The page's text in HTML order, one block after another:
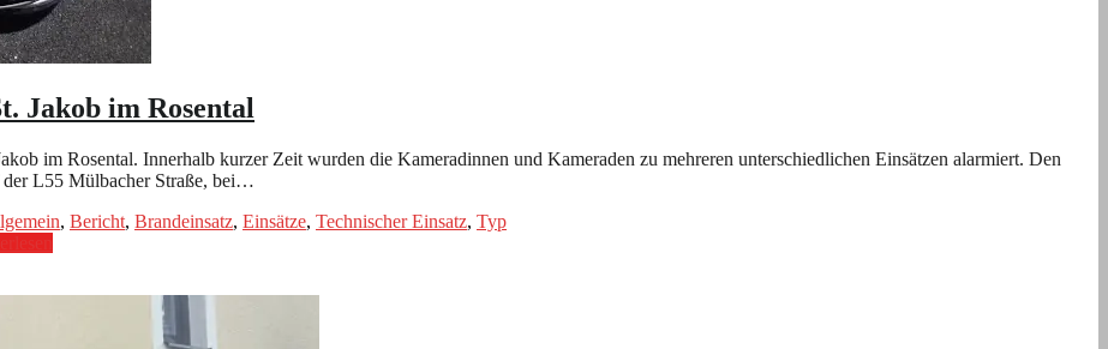
Jakob im Rosental
im Rosental. Innerhalb kurzer Zeit wurden die Kameradinnen und Kameraden zu mehreren unterschiedlichen Einsätzen alarmiert. Den
der L55 Mülbacher Straße, bei…
, Bericht, Brandeinsatz, Einsätze, Technischer Einsatz, Typ